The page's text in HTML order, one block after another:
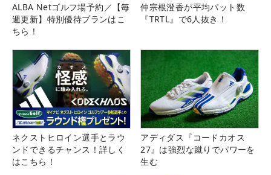
ALBA Netゴルフ場予約／【毎
週更新】特別優待プランはこ
ちら！
仲宗根澄香が平均パット数
『TRTL』で6人抜き！
ネクストヒロイン選手とラウ
ンドできるチャンス！詳しく
はこちら！
アディダス『コードカオス
27』は強烈な蹴りでパワーを
生む